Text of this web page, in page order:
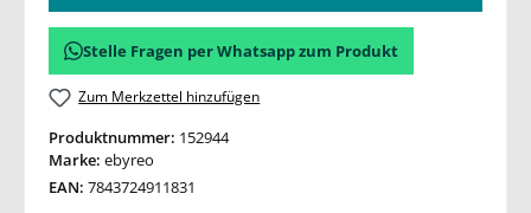
Stelle Fragen per Whatsapp zum Produkt
Zum Merkzettel hinzufügen
Produktnummer: 152944
Marke: ebyreo
EAN: 7843724911831